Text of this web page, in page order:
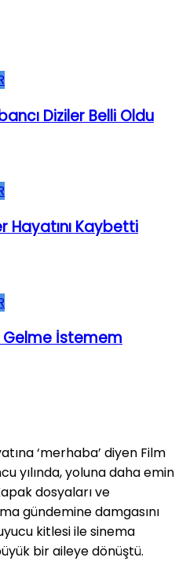
Diziler Belli Oldu
Hayatını Kaybetti
İstemem
‘merhaba’ diyen Film
yılında, yoluna daha emin
dosyaları ve
gündemine damgasını
kitlesi ile sinema
bir aileye dönüştü.